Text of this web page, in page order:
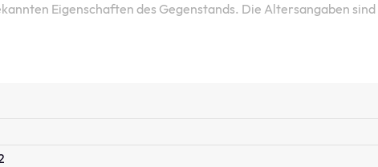
Eigenschaften des Gegenstands. Die Altersangaben sind